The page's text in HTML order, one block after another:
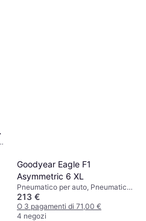
Goodyear Eagle F1
Asymmetric 6 XL
Pneumatico per auto, Pneumatici
estivi, No, Profilo 50 %, Indice di
Velocità Y (300 km/h)
213 €
O 3 pagamenti di 71,00 €
4 negozi